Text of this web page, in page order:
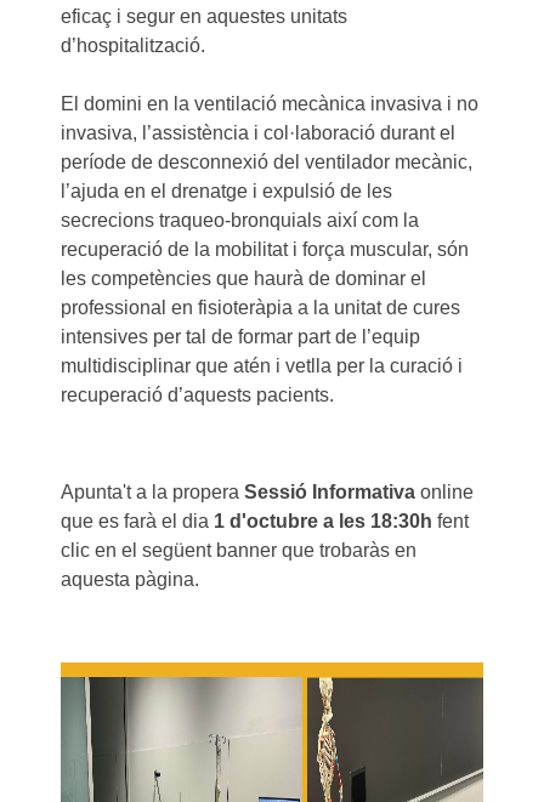
eficaç i segur en aquestes unitats
d’hospitalització.
El domini en la ventilació mecànica invasiva i no
invasiva, l’assistència i col·laboració durant el
període de desconnexió del ventilador mecànic,
l’ajuda en el drenatge i expulsió de les
secrecions traqueo-bronquials així com la
recuperació de la mobilitat i força muscular, són
les competències que haurà de dominar el
professional en fisioteràpia a la unitat de cures
intensives per tal de formar part de l’equip
multidisciplinar que atén i vetlla per la curació i
recuperació d’aquests pacients.
Apunta't a la propera Sessió Informativa online
que es farà el dia 1 d'octubre a les 18:30h fent
clic en el següent banner que trobaràs en
aquesta pàgina.